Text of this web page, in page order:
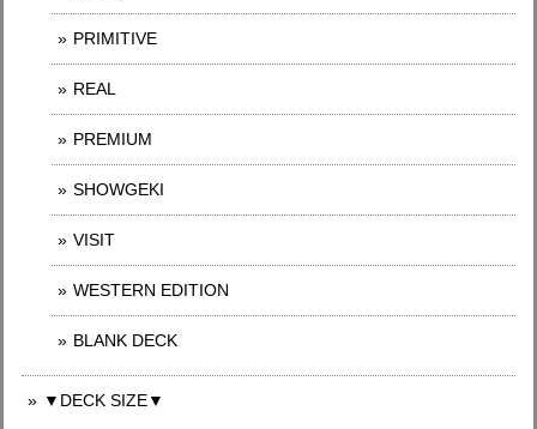
PRIMITIVE
REAL
PREMIUM
SHOWGEKI
VISIT
WESTERN EDITION
BLANK DECK
▼DECK SIZE▼